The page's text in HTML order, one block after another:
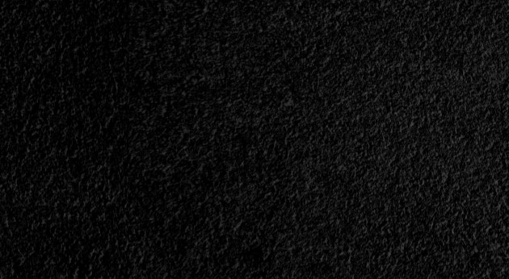
</span>
</small>
<div>Un
Saludo
Para
Los
Muchachos
De
Stryper</div>
Covers
Con
Varias
Bandas<span>
|
</span>
</small>
<div>Se
Viene
El
Homenaje
Por
Los
40
Años
de
“To
Hell